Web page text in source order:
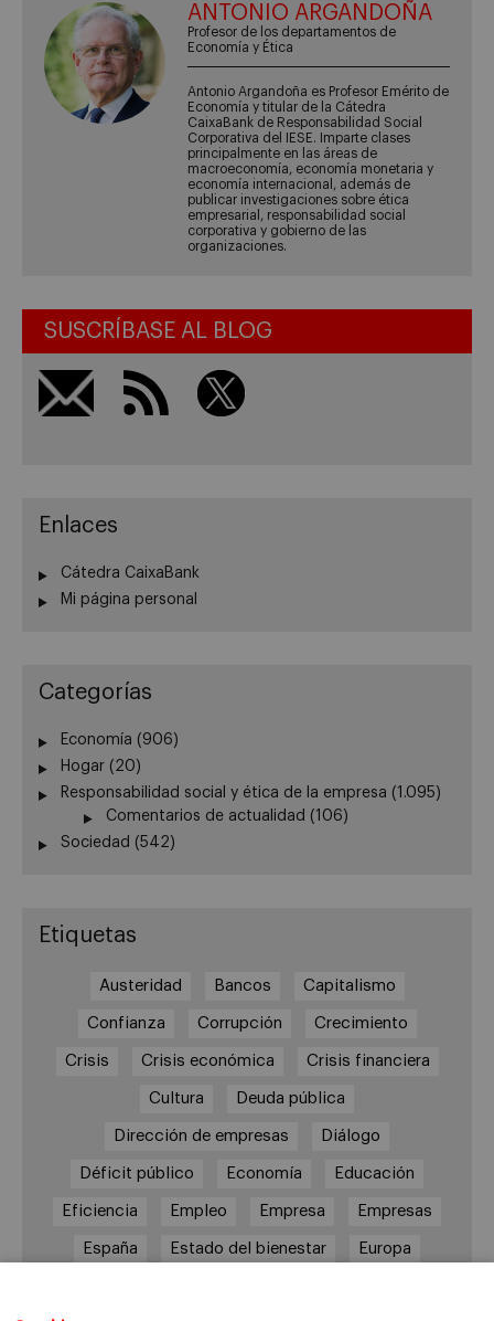
ANTONIO ARGANDOÑA
Profesor de los departamentos de
Economía y Ética
Antonio Argandoña es Profesor Emérito de
Economía y titular de la Cátedra
CaixaBank de Responsabilidad Social
Corporativa del IESE. Imparte clases
principalmente en las áreas de
macroeconomía, economía monetaria y
economía internacional, además de
publicar investigaciones sobre ética
empresarial, responsabilidad social
corporativa y gobierno de las
organizaciones.
SUSCRÍBASE AL BLOG
Enlaces
Cátedra CaixaBank
Mi página personal
Categorías
Economía (906)
Hogar (20)
Responsabilidad social y ética de la empresa (1.095)
Comentarios de actualidad (106)
Sociedad (542)
Etiquetas
Austeridad Bancos Capitalismo
Confianza Corrupción Crecimiento
Crisis Crisis económica Crisis financiera
Cultura Deuda pública
Dirección de empresas Diálogo
Déficit público Economía Educación
Eficiencia Empleo Empresa Empresas
España Estado del bienestar Europa